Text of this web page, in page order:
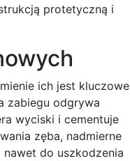
protetyczną i
ich jest kluczowe
zabiegu odgrywa
wyciski i cementuje
zęba, nadmierne
do uszkodzenia